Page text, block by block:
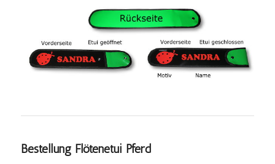
Bestellung Flötenetui Pferd